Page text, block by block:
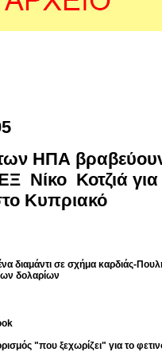
ΗΠΑ
Νίκο Κοτζιά για
Κυπριακό
διαμάντι σε σχήμα καρδιάς-
δολαρίων
"που ξεχωρίζει" για το